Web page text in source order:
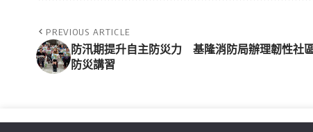
PREVIOUS ARTICLE
防汛期提升自主防災力 基隆消防局辦理韌性社
防災講習